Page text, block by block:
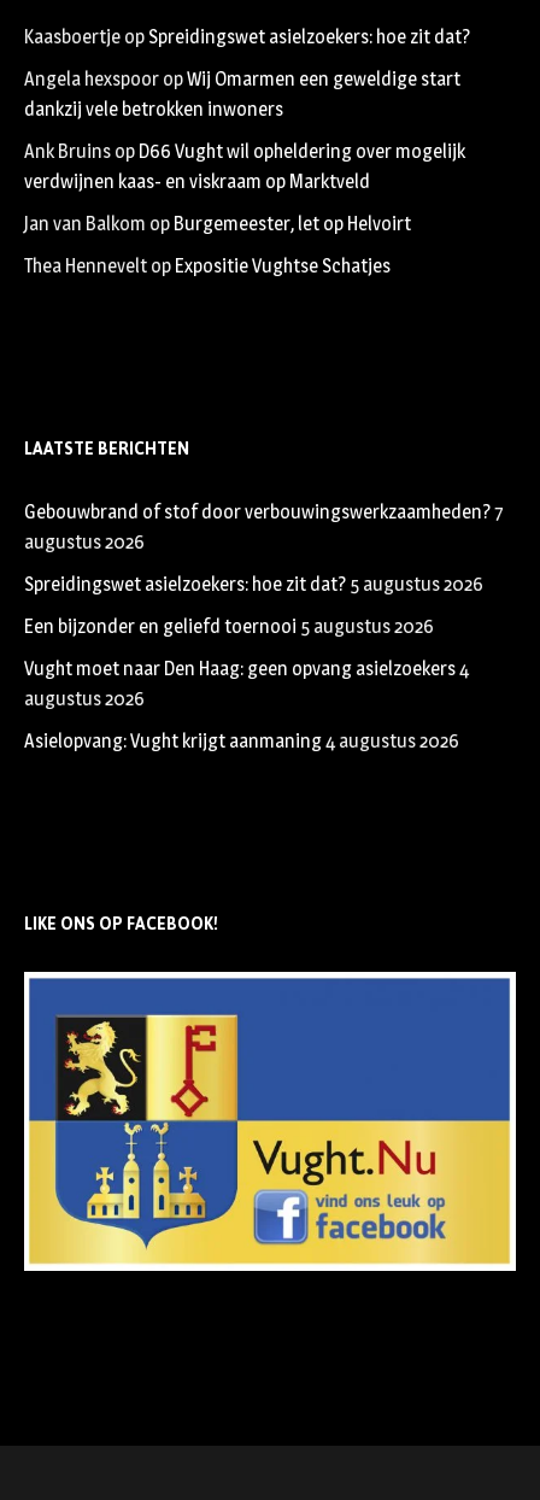
Kaasboertje op Spreidingswet asielzoekers: hoe zit dat?
Angela hexspoor opWij Omarmen een geweldige start
dankzij vele betrokken inwoners
Ank Bruins op D66 Vught wil opheldering over mogelijk
verdwijnen kaas- en viskraam op Marktveld
Jan van Balkom op Burgemeester, let op Helvoirt
Thea Hennevelt op Expositie Vughtse Schatjes
LAATSTE BERICHTEN
Gebouwbrand of stof door verbouwingswerkzaamheden?7
augustus 2026
Spreidingswet asielzoekers: hoe zit dat? 5 augustus 2026
Een bijzonder en geliefd toernooi 5 augustus 2026
Vught moet naar Den Haag: geen opvang asielzoekers4
augustus 2026
Asielopvang: Vught krijgt aanmaning4 augustus 2026
LIKE ONS OP FACEBOOK!